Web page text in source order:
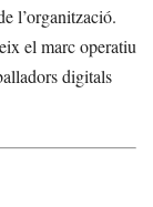
l’organització.
el marc operatiu
digitals